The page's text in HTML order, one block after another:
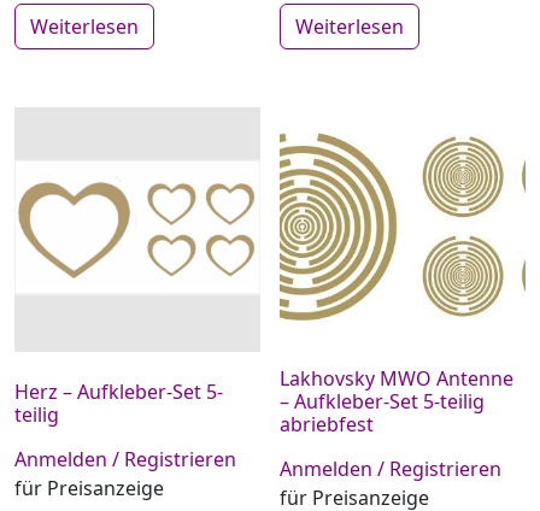
Weiterlesen Weiterlesen
Herz – Aufkleber-Set 5-
teilig
Anmelden / Registrieren
für Preisanzeige
Lakhovsky MWO Antenne
– Aufkleber-Set 5-teilig
abriebfest
Anmelden / Registrieren
für Preisanzeige